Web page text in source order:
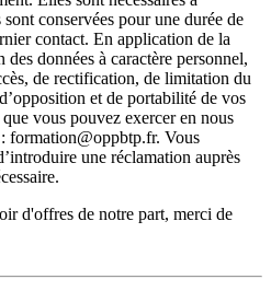
conservées pour une durée de
contact. En application de la
données à caractère personnel,
de rectification, de limitation du
et de portabilité de vos
vous pouvez exercer en nous
: formation@oppbtp.fr. Vous
une réclamation auprès
d'offres de notre part, merci de